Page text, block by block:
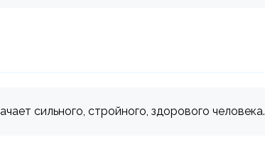
сильного, стройного, здорового человека.